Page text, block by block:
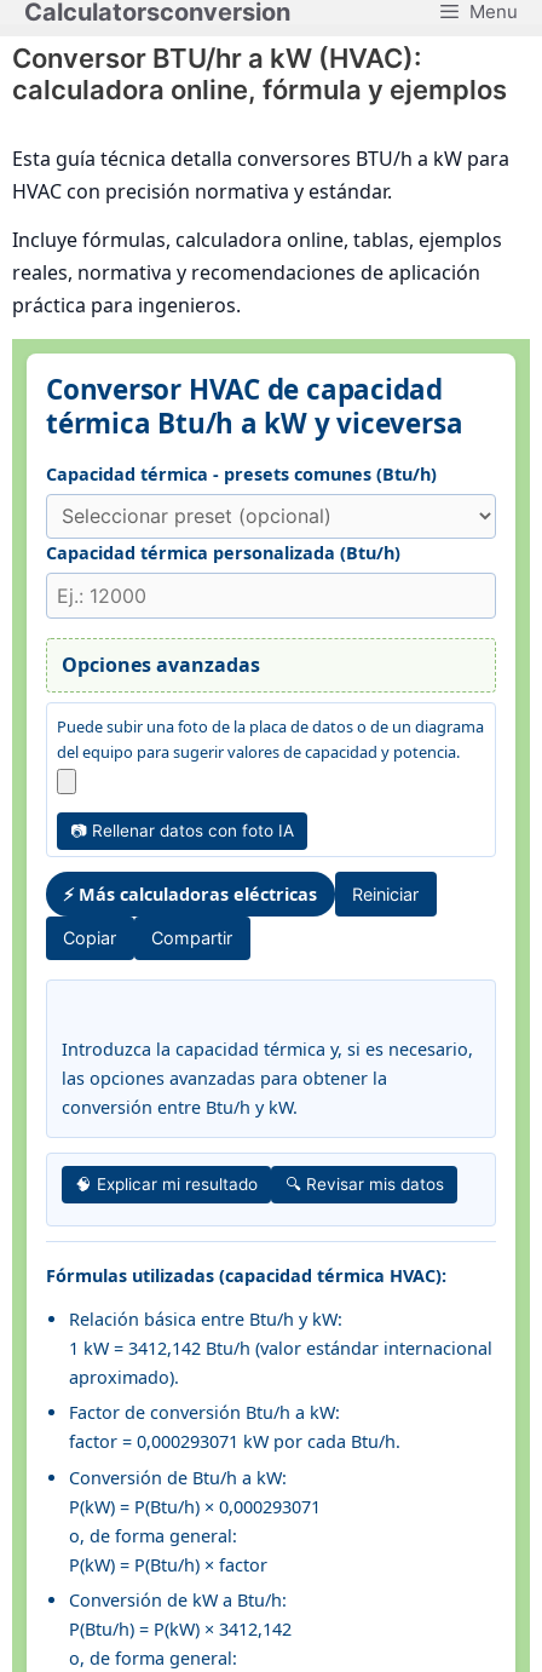
Saltar
contenido
Calculatorsconversion Menu
Conversor BTU/hr a kW (HVAC):
calculadora online, fórmula y ejemplos
Esta guía técnica detalla conversores BTU/h a kW para
HVAC con precisión normativa y estándar.
Incluye fórmulas, calculadora online, tablas, ejemplos
reales, normativa y recomendaciones de aplicación
práctica para ingenieros.
Conversor HVAC de capacidad
térmica Btu/h a kW y viceversa
Capacidad térmica - presets comunes (Btu/h)
Capacidad térmica personalizada (Btu/h)
Opciones avanzadas
Puede subir una foto de la placa de datos o de un diagrama
del equipo para sugerir valores de capacidad y potencia.
📷 Rellenar datos con foto IA
⚡ Más calculadoras eléctricas Reiniciar
Copiar Compartir
Introduzca la capacidad térmica y, si es necesario,
las opciones avanzadas para obtener la
conversión entre Btu/h y kW.
🧠 Explicar mi resultado 🔍 Revisar mis datos
Fórmulas utilizadas (capacidad térmica HVAC):
Relación básica entre Btu/h y kW:
1 kW = 3412,142 Btu/h (valor estándar internacional
aproximado).
Factor de conversión Btu/h a kW:
factor = 0,000293071 kW por cada Btu/h.
Conversión de Btu/h a kW:
P(kW) = P(Btu/h) × 0,000293071
o, de forma general:
P(kW) = P(Btu/h) × factor
Conversión de kW a Btu/h:
P(Btu/h) = P(kW) × 3412,142
o, de forma general: